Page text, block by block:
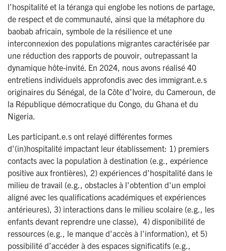
l’hospitalité et la téranga qui englobe les notions de partage,
de respect et de communauté, ainsi que la métaphore du
baobab africain, symbole de la résilience et une
interconnexion des populations migrantes caractérisée par
une réduction des rapports de pouvoir, outrepassant la
dynamique hôte-invité. En 2024, nous avons réalisé 40
entretiens individuels approfondis avec des immigrant.e.s
originaires du Sénégal, de la Côte d’Ivoire, du Cameroun, de
la République démocratique du Congo, du Ghana et du
Nigeria.
Les participant.e.s ont relayé différentes formes
d'(in)hospitalité impactant leur établissement: 1) premiers
contacts avec la population à destination (e.g., expérience
positive aux frontières), 2) expériences d'hospitalité dans le
milieu de travail (e.g., obstacles à l'obtention d'un emploi
aligné avec les qualifications académiques et expériences
antérieures), 3) interactions dans le milieu scolaire (e.g., les
enfants devant reprendre une classe), 4) disponibilité de
ressources (e.g., le manque d'accès à l'information), et 5)
possibilité d’accéder à des espaces significatifs (e.g.,